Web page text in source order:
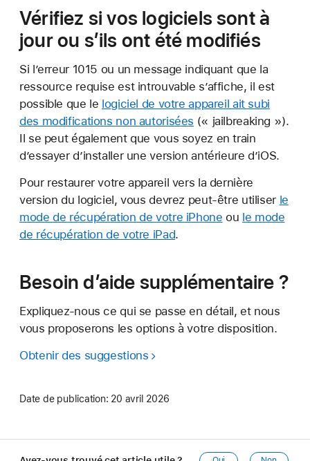
Vérifiez si vos logiciels sont à
jour ou s’ils ont été modifiés
Si l’erreur 1015 ou un message indiquant que la
ressource requise est introuvable s’affiche, il est
possible que le logiciel de votre appareil ait subi
des modifications non autorisées (« jailbreaking »).
Il se peut également que vous soyez en train
d’essayer d’installer une version antérieure d’iOS.
Pour restaurer votre appareil vers la dernière
version du logiciel, vous devrez peut-être utiliser le
mode de récupération de votre iPhone ou le mode
de récupération de votre iPad.
Besoin d’aide supplémentaire ?
Expliquez-nous ce qui se passe en détail, et nous
vous proposerons les options à votre disposition.
Obtenir des suggestions
Date de publication: 20 avril 2026